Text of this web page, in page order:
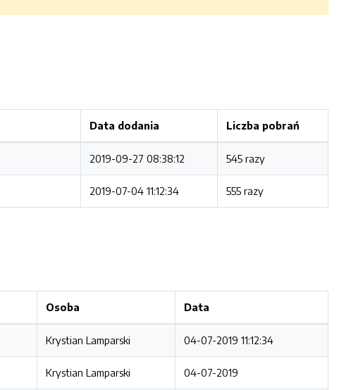
Data dodania Liczba pobrań
2019-09-27 08:38:12 545 razy
2019-07-04 11:12:34 555 razy
Osoba Data
Krystian Lamparski 04-07-2019 11:12:34
Krystian Lamparski 04-07-2019